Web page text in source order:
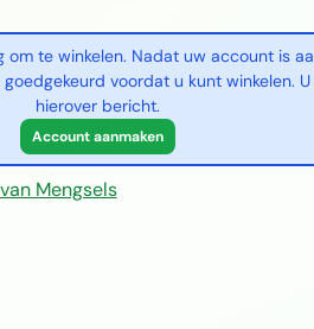
om te winkelen. Nadat uw account is
voordat u kunt winkelen.
hierover bericht.
Account aanmaken
Mengsels